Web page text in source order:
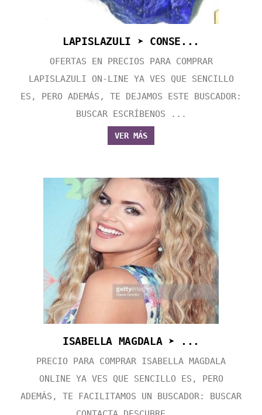
LAPISLAZULI ➤ CONSE...
OFERTAS EN PRECIOS PARA COMPRAR
LAPISLAZULI ON-LINE YA VES QUE SENCILLO
ES, PERO ADEMÁS, TE DEJAMOS ESTE BUSCADOR:
BUSCAR ESCRÍBENOS ...
VER MÁS
ISABELLA MAGDALA ➤ ...
PRECIO PARA COMPRAR ISABELLA MAGDALA
ONLINE YA VES QUE SENCILLO ES, PERO
ADEMÁS, TE FACILITAMOS UN BUSCADOR: BUSCAR